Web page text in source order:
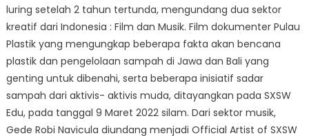
luring setelah 2 tahun tertunda, mengundang dua sektor
kreatif dari Indonesia : Film dan Musik. Film dokumenter Pulau
Plastik yang mengungkap beberapa fakta akan bencana
plastik dan pengelolaan sampah di Jawa dan Bali yang
genting untuk dibenahi, serta beberapa inisiatif sadar
sampah dari aktivis- aktivis muda, ditayangkan pada SXSW
Edu, pada tanggal 9 Maret 2022 silam. Dari sektor musik,
Gede Robi Navicula diundang menjadi Official Artist of SXSW